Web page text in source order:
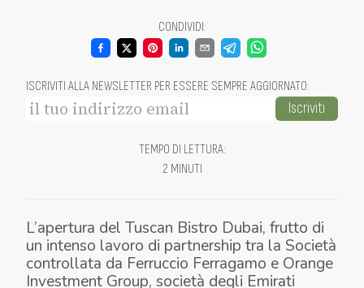
CONDIVIDI:
ISCRIVITI ALLA NEWSLETTER PER ESSERE SEMPRE AGGIORNATO:
Iscriviti
TEMPO DI LETTURA:
2 MINUTI
L’apertura del Tuscan Bistro Dubai, frutto di
un intenso lavoro di partnership tra la Società
controllata da Ferruccio Ferragamo e Orange
Investment Group, società degli Emirati